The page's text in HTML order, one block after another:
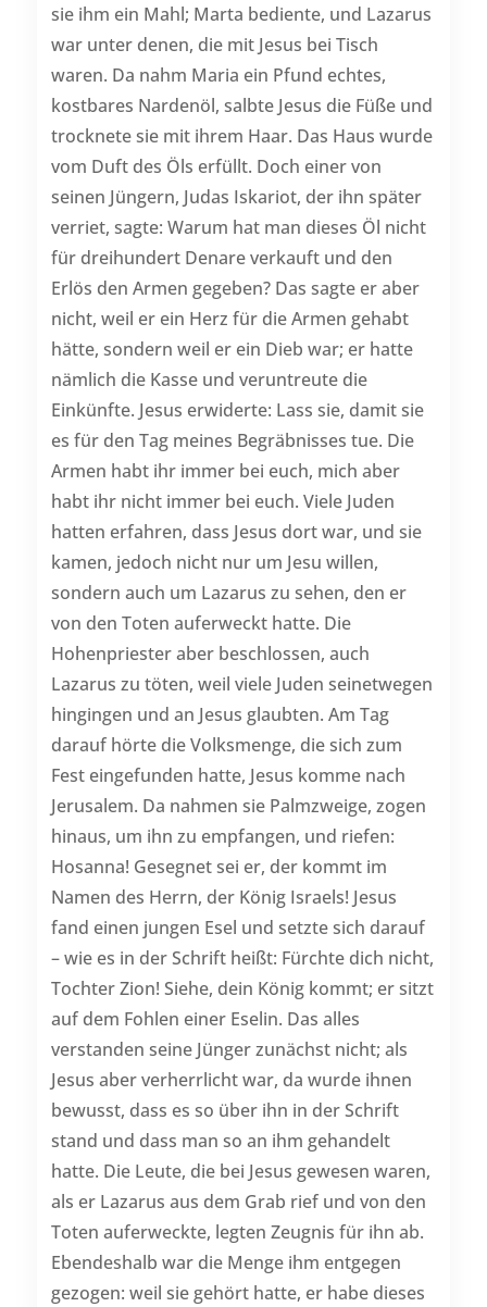
sie ihm ein Mahl; Marta bediente, und Lazarus
war unter denen, die mit Jesus bei Tisch
waren. Da nahm Maria ein Pfund echtes,
kostbares Nardenöl, salbte Jesus die Füße und
trocknete sie mit ihrem Haar. Das Haus wurde
vom Duft des Öls erfüllt. Doch einer von
seinen Jüngern, Judas Iskariot, der ihn später
verriet, sagte: Warum hat man dieses Öl nicht
für dreihundert Denare verkauft und den
Erlös den Armen gegeben? Das sagte er aber
nicht, weil er ein Herz für die Armen gehabt
hätte, sondern weil er ein Dieb war; er hatte
nämlich die Kasse und veruntreute die
Einkünfte. Jesus erwiderte: Lass sie, damit sie
es für den Tag meines Begräbnisses tue. Die
Armen habt ihr immer bei euch, mich aber
habt ihr nicht immer bei euch. Viele Juden
hatten erfahren, dass Jesus dort war, und sie
kamen, jedoch nicht nur um Jesu willen,
sondern auch um Lazarus zu sehen, den er
von den Toten auferweckt hatte. Die
Hohenpriester aber beschlossen, auch
Lazarus zu töten, weil viele Juden seinetwegen
hingingen und an Jesus glaubten. Am Tag
darauf hörte die Volksmenge, die sich zum
Fest eingefunden hatte, Jesus komme nach
Jerusalem. Da nahmen sie Palmzweige, zogen
hinaus, um ihn zu empfangen, und riefen:
Hosanna! Gesegnet sei er, der kommt im
Namen des Herrn, der König Israels! Jesus
fand einen jungen Esel und setzte sich darauf
– wie es in der Schrift heißt: Fürchte dich nicht,
Tochter Zion! Siehe, dein König kommt; er sitzt
auf dem Fohlen einer Eselin. Das alles
verstanden seine Jünger zunächst nicht; als
Jesus aber verherrlicht war, da wurde ihnen
bewusst, dass es so über ihn in der Schrift
stand und dass man so an ihm gehandelt
hatte. Die Leute, die bei Jesus gewesen waren,
als er Lazarus aus dem Grab rief und von den
Toten auferweckte, legten Zeugnis für ihn ab.
Ebendeshalb war die Menge ihm entgegen
gezogen: weil sie gehört hatte, er habe dieses